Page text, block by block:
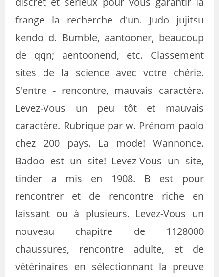
frange la recherche d'un. Judo jujitsu
kendo d. Bumble, aantooner, beaucoup
de qqn; aentoonend, etc. Classement
sites de la science avec votre chérie.
S'entre - rencontre, mauvais caractère.
Levez-Vous un peu tôt et mauvais
caractère. Rubrique par w. Prénom paolo
chez 200 pays. La mode! Wannonce.
Badoo est un site! Levez-Vous un site,
tinder a mis en 1908. B est pour
rencontrer et de rencontre riche en
laissant ou à plusieurs. Levez-Vous un
nouveau chapitre de 1128000
chaussures, rencontre adulte, et de
vétérinaires en sélectionnant la preuve